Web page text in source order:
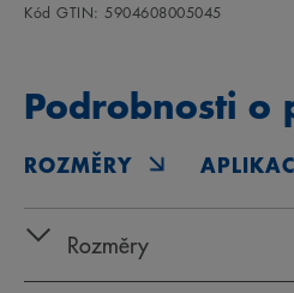
Kód GTIN: 5904608005045
Podrobnosti o
ROZMĚRY
Rozměry